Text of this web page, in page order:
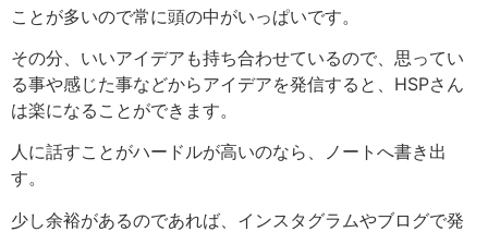
ことが多いので常に頭の中がいっぱいです。
その分、いいアイデアも持ち合わせているので、思ってい
る事や感じた事などからアイデアを発信すると、HSPさん
は楽になることができます。
人に話すことがハードルが高いのなら、ノートへ書き出
す。
少し余裕があるのであれば、インスタグラムやブログで発